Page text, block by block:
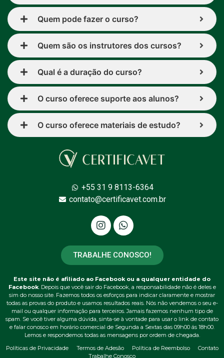
Quem pode fazer o curso?
Quem são os instrutores dos cursos?
Qual é a duração do curso?
O curso oferece suporte aos alunos?
O curso oferece materiais de estudo?
+55 31 9 8113-6364
contato@certificavet.com.br
TRABALHE CONOSCO!
Este site não é afiliado ao Facebook ou a qualquer entidade do
Facebook. Depois que você sair do Facebook, a responsabilidade não é deles e
sim do nosso site. Fazemos todos os esforços para indicar claramente e mostrar
todas as provas do produto e usamos resultados reais. Nós não vendemos o seu e-
mail ou qualquer informação para terceiros. Jamais fazemos nenhum tipo de
spam. Se você tiver alguma dúvida, sinta-se à vontade para usar o link de contato
e falar conosco em horário comercial de Segunda a Sextas das 09h00 ás 18h00.
Lemos e respondemos todas as mensagens por ordem de chegada.
Políticas de Privacidade
Termos de Adesão Política de Reembolso
Contato
Trabalhe Conosco